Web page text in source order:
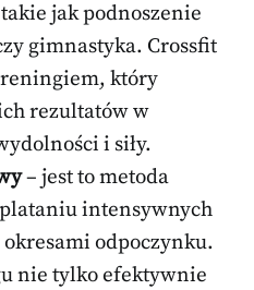
jak podnoszenie
gimnastyka. Crossfit
który
rezultatów w
i siły.
– jest to metoda
intensywnych
odpoczynku.
nie tylko efektywnie